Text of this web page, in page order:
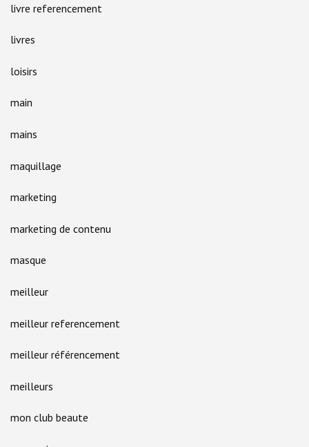
livre referencement
livres
loisirs
main
mains
maquillage
marketing
marketing de contenu
masque
meilleur
meilleur referencement
meilleur référencement
meilleurs
mon club beaute